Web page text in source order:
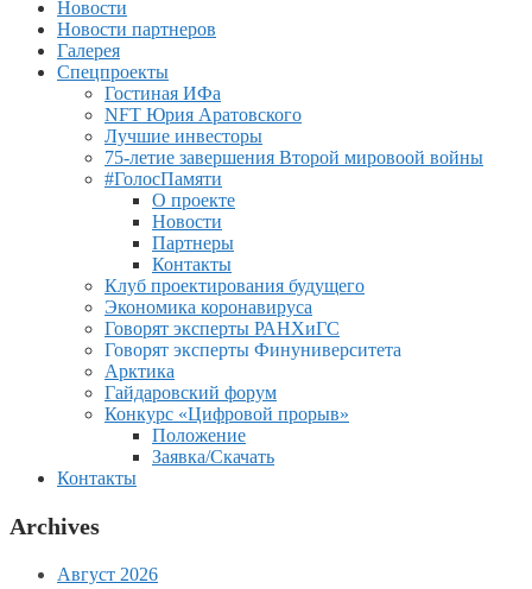
Новости
Новости партнеров
Галерея
Спецпроекты
Гостиная ИФа
NFT Юрия Аратовского
Лучшие инвесторы
75-летие завершения Второй мировоой войны
#ГолосПамяти
О проекте
Новости
Партнеры
Контакты
Клуб проектирования будущего
Экономика коронавируса
Говорят эксперты РАНХиГС
Говорят эксперты Финуниверситета
Арктика
Гайдаровский форум
Конкурс «Цифровой прорыв»
Положение
Заявка/Скачать
Контакты
Archives
Август 2026